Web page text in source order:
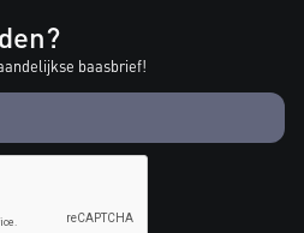
baasbrief!